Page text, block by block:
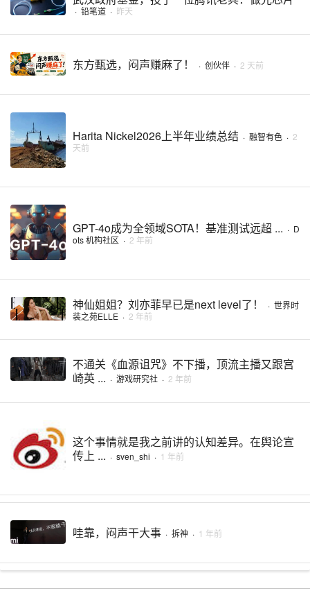
· 铅笔道 · 昨天
东方甄选，闷声赚麻了！ · 创伙伴 · 2 天前
Harita Nickel2026上半年业绩总结 · 融智有色 · 2
天前
GPT-4o成为全领域SOTA！基准测试远超 ... · D
ots 机构社区 · 2 年前
神仙姐姐？刘亦菲早已是next level了！ · 世界时
装之苑ELLE · 2 年前
不通关《血源诅咒》不下播，顶流主播又跟宫
崎英 ... · 游戏研究社 · 2 年前
这个事情就是我之前讲的认知差异。在舆论宣
传上 ... · sven_shi · 1 年前
哇靠，闷声干大事 · 拆神 · 1 年前